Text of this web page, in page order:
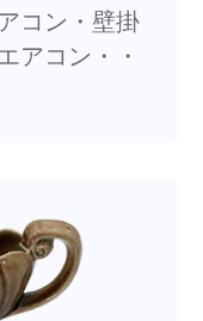
コン・壁掛
アコン・・